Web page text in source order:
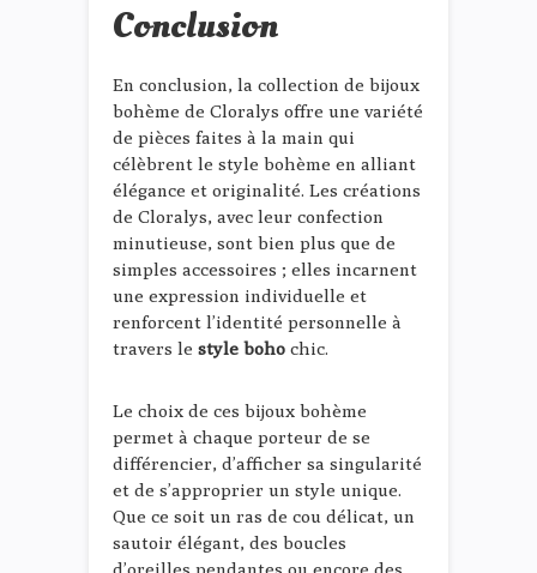
Conclusion
En conclusion, la collection de bijoux
bohème de Cloralys offre une variété
de pièces faites à la main qui
célèbrent le style bohème en alliant
élégance et originalité. Les créations
de Cloralys, avec leur confection
minutieuse, sont bien plus que de
simples accessoires ; elles incarnent
une expression individuelle et
renforcent l’identité personnelle à
travers le style boho chic.
Le choix de ces bijoux bohème
permet à chaque porteur de se
différencier, d’afficher sa singularité
et de s’approprier un style unique.
Que ce soit un ras de cou délicat, un
sautoir élégant, des boucles